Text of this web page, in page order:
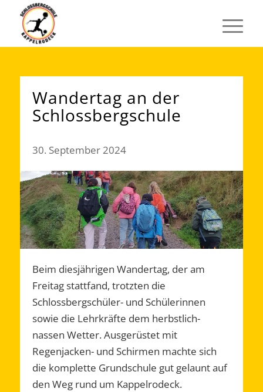
Wandertag an der
Schlossbergschule
30. September 2024
Beim diesjährigen Wandertag, der am
Freitag stattfand, trotzten die
Schlossbergschüler- und Schülerinnen
sowie die Lehrkräfte dem herbstlich-
nassen Wetter. Ausgerüstet mit
Regenjacken- und Schirmen machte sich
die komplette Grundschule gut gelaunt auf
den Weg rund um Kappelrodeck.